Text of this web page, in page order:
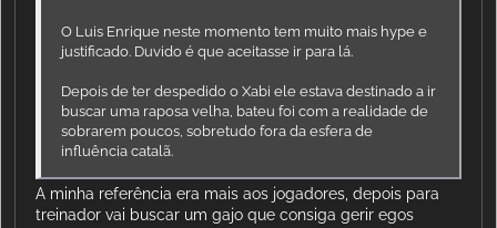
O Luis Enrique neste momento tem muito mais hype e
justificado. Duvido é que aceitasse ir para lá.
Depois de ter despedido o Xabi ele estava destinado a ir
buscar uma raposa velha, bateu foi com a realidade de
sobrarem poucos, sobretudo fora da esfera de
influência catalã.
A minha referência era mais aos jogadores, depois para
treinador vai buscar um gajo que consiga gerir egos